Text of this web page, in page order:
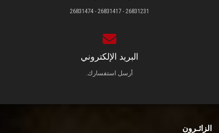
26831231 - 26831417 - 26831474
البريد الإلكتروني
أرسل استفسارك.
الزائـرون